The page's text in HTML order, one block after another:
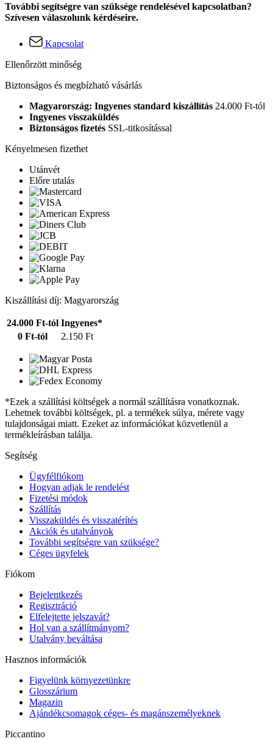
További segítségre van szüksége rendelésével kapcsolatban?
Szívesen válaszolunk kérdéseire.
Kapcsolat
Ellenőrzött minőség
Biztonságos és megbízható vásárlás
Magyarország: Ingyenes standard kiszállítás 24.000 Ft-tól
Ingyenes visszaküldés
Biztonságos fizetés SSL-titkosítással
Kényelmesen fizethet
Utánvét
Előre utalás
Kiszállítási díj: Magyarország
24.000 Ft-tól Ingyenes*
0 Ft-tól
2.150 Ft
*Ezek a szállítási költségek a normál szállításra vonatkoznak.
Lehetnek további költségek, pl. a termékek súlya, mérete vagy
tulajdonságai miatt. Ezeket az információkat közvetlenül a
termékleírásban találja.
Segítség
Ügyfélfiókom
Hogyan adjak le rendelést
Fizetési módok
Szállítás
Visszaküldés és visszatérítés
Akciók és utalványok
További segítségre van szüksége?
Céges ügyfelek
Fiókom
Bejelentkezés
Regisztráció
Elfelejtette jelszavát?
Hol van a szállítmányom?
Utalvány beváltása
Hasznos információk
Figyelünk környezetünkre
Glosszárium
Magazin
Ajándékcsomagok céges- és magánszemélyeknek
Piccantino